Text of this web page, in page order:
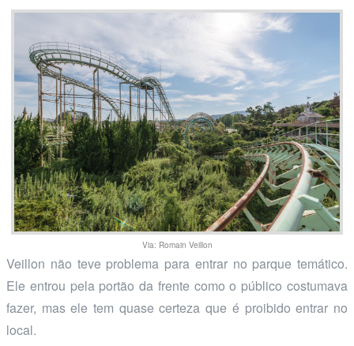
Via: Romain Veillon
Veillon não teve problema para entrar no parque temático.
Ele entrou pela portão da frente como o público costumava
fazer, mas ele tem quase certeza que é proibido entrar no
local.